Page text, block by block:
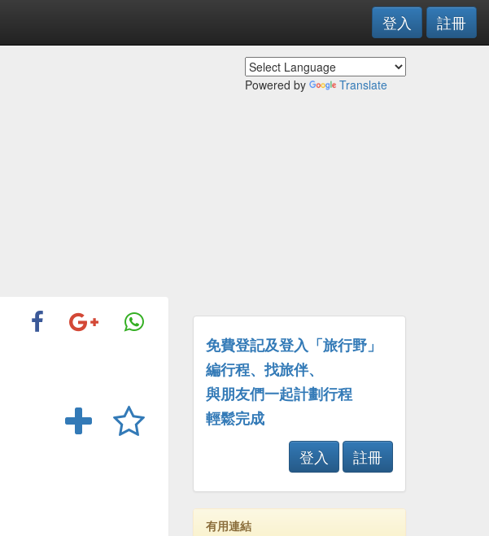
登入 註冊
Powered by Translate
免費登記及登入「旅行野」
編行程、找旅伴、
與朋友們一起計劃行程
輕鬆完成
登入
註冊
有用連結